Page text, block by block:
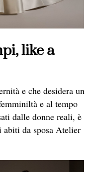
like a
e che desidera un
e al tempo
dalle donne reali, è
abiti da sposa Atelier